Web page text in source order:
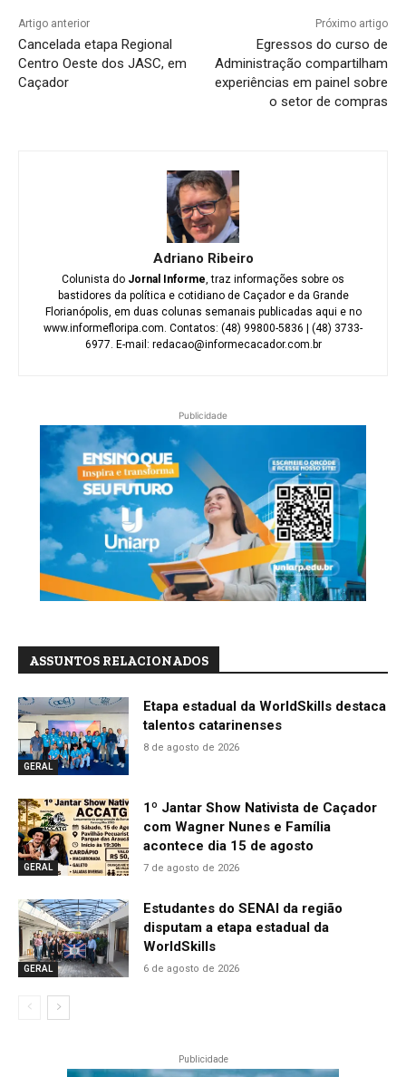
Artigo anterior
Cancelada etapa Regional
Centro Oeste dos JASC, em
Caçador
Próximo artigo
Egressos do curso de
Administração compartilham
experiências em painel sobre
o setor de compras
Adriano Ribeiro
Colunista do Jornal Informe , traz informações sobre os
bastidores da política e cotidiano de Caçador e da Grande
Florianópolis, em duas colunas semanais publicadas aqui e no
www.informefloripa.com. Contatos: (48) 99800-5836 | (48) 3733-
6977. E-mail: redacao@informecacador.com.br
Publicidade
ASSUNTOS RELACIONADOS
GERAL
Etapa estadual da WorldSkills destaca
talentos catarinenses
8 de agosto de 2026
GERAL
1º Jantar Show Nativista de Caçador
com Wagner Nunes e Família
acontece dia 15 de agosto
7 de agosto de 2026
GERAL
Estudantes do SENAI da região
disputam a etapa estadual da
WorldSkills
6 de agosto de 2026
Publicidade